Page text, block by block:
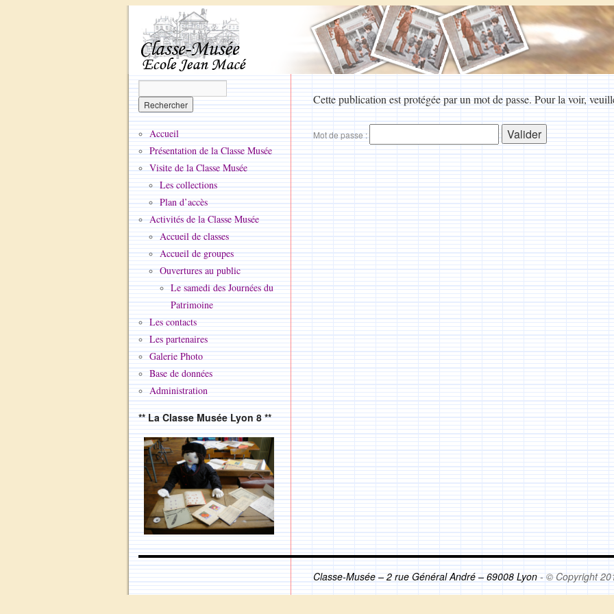
Cette publication est protégée par un mot de passe. Pour la voir,
Mot de passe :
Accueil
Présentation de la Classe Musée
Visite de la Classe Musée
Les collections
Plan d’accès
Activités de la Classe Musée
Accueil de classes
Accueil de groupes
Ouvertures au public
Le samedi des Journées du
Patrimoine
Les contacts
Les partenaires
Galerie Photo
Base de données
Administration
** La Classe Musée Lyon 8 **
Classe-Musée – 2 rue Général André – 69008 Lyon- © Copyright